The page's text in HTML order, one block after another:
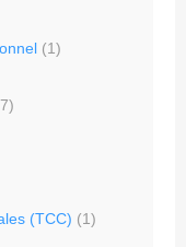
(1)
(TCC) (1)